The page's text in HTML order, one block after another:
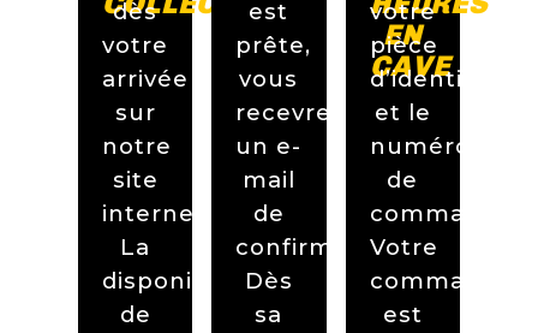
dès
votre
arrivée
sur
notre
site
internet.
La
disponibilité
de
est
prête,
vous
recevrez
un e-
mail
de
confirmation.
Dès
sa
EN
CAVE
votre
pièce
d’identité
et le
numéro
de
commande.
Votre
commande
est